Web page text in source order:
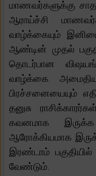
மாணவர்களுக்கு
ஆராய்ச்சி
வாழ்க்கையும்
ஆண்டின் முதல்
தொடர்பான
வாழ்க்கை
பிரச்சனையையும்
தனுசு
கவனமாக
ஆரோக்கியமாக
இரண்டாம்
வேண்டும்.